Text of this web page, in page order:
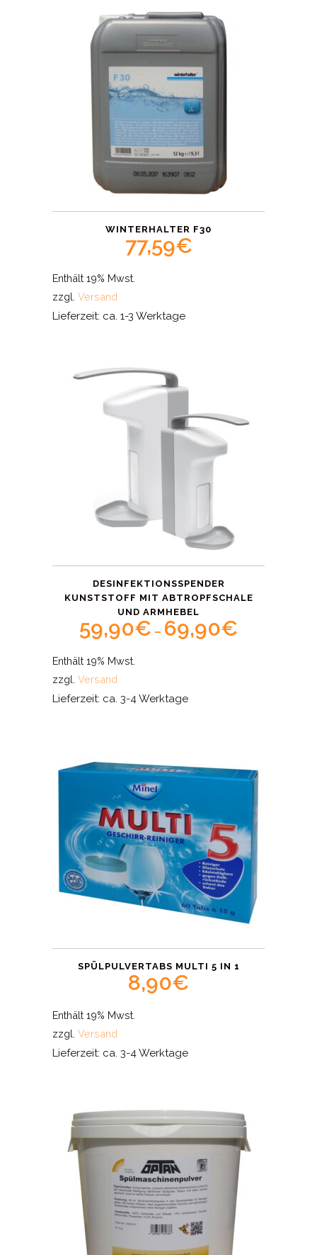
WINTERHALTER F30
77,59€
Enthält 19% Mwst.
zzgl. Versand
Lieferzeit: ca. 1-3 Werktage
DESINFEKTIONSSPENDER
KUNSTSTOFF MIT ABTROPFSCHALE
UND ARMHEBEL
59,90€ – 69,90€
Enthält 19% Mwst.
zzgl. Versand
Lieferzeit: ca. 3-4 Werktage
SPÜLPULVERTABS MULTI 5 IN 1
8,90€
Enthält 19% Mwst.
zzgl. Versand
Lieferzeit: ca. 3-4 Werktage